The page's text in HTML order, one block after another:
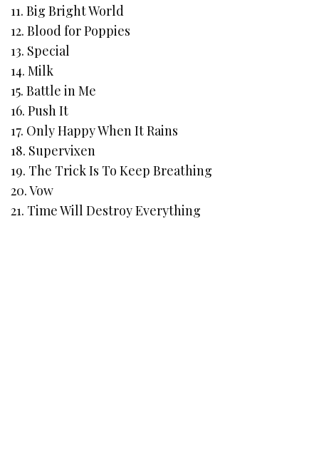
11. Big Bright World
12. Blood for Poppies
13. Special
14. Milk
15. Battle in Me
16. Push It
17. Only Happy When It Rains
18. Supervixen
19. The Trick Is To Keep Breathing
20. Vow
21. Time Will Destroy Everything